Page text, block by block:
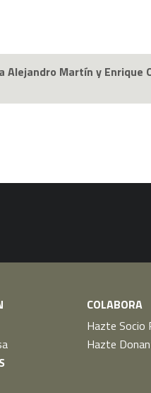
Alejandro Martín y Enrique
COLABORA
Hazte
Hazte